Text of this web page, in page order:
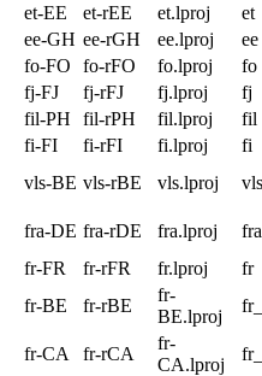
et-EE et-rEE et.lproj
et
ee-GH ee-rGH ee.lproj
ee
fo-FO fo-rFO fo.lproj
fo
fj-FJ fj-rFJ fj.lproj
fj
fil-PH fil-rPH fil.lproj
fil
fi-FI fi-rFI fi.lproj
fi
vls-BE vls-rBE vls.lproj
vls
fra-DE fra-rDE fra.lproj
fra
fr-FR fr-rFR fr.lproj
fr
fr-BE fr-rBE
fr-
BE.lproj
fr-CA fr-rCA
fr-
CA.lproj